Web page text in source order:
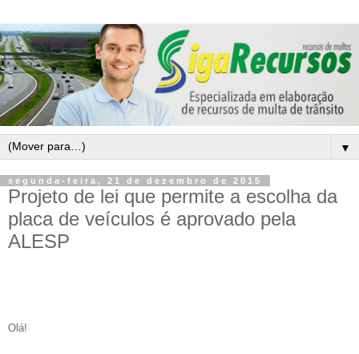
▼
segunda-feira, 21 de dezembro de 2015
Projeto de lei que permite a escolha da
placa de veículos é aprovado pela
ALESP
Olá!